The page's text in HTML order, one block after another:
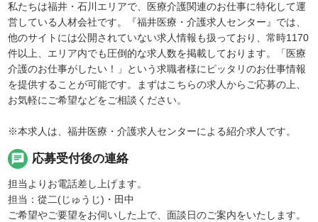
私たちは福井・石川エリアで、医療介護関連のお仕事に特化して運
営している人材会社です。『福井医療・介護求人センター』では、
他のサイトには公開されていない求人情報も扱っており、常時1170
件以上、エリア内でも圧倒的な求人数を掲載しております。「医療
介護のお仕事がしたい！」という求職者様にピッタリのお仕事情報
を提供することが可能です。まずはこちらの求人からご応募の上、
お気軽にご希望などをご相談ください。
※本求人は、福井医療・介護求人センターによる紹介求人です。
chat 応募受付後の連絡
担当よりお電話差し上げます。
担当：從二(じゅうじ)・田中
ご希望やご要望をお伺いした上で、面談日のご案内をいたします。